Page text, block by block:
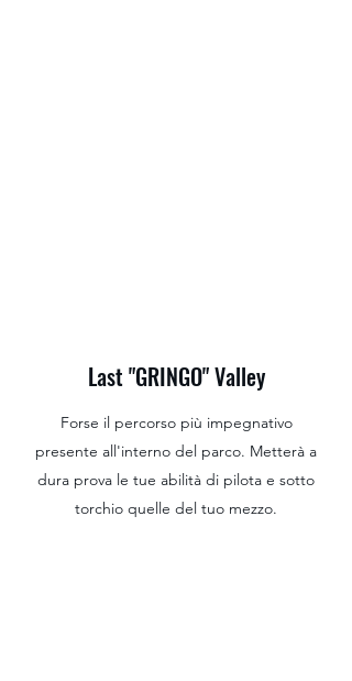
Last "GRINGO" Valley
Forse il percorso più impegnativo
presente all'interno del parco. Metterà a
dura prova le tue abilità di pilota e sotto
torchio quelle del tuo mezzo.